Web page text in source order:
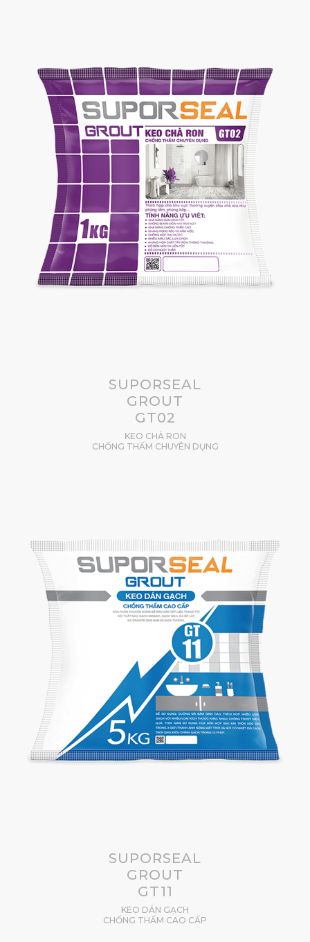
SUPORSEAL
GROUT
GT02
KEO CHÀ RON
CHỐNG THẤM CHUYÊN DỤNG
SUPORSEAL
GROUT
GT11
KEO DÁN GẠCH
CHỐNG THẤM CAO CẤP